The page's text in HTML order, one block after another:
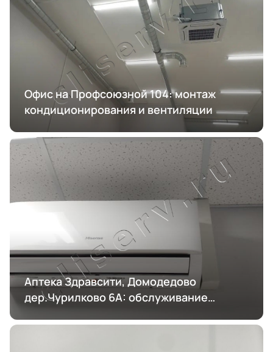
Офис на Профсоюзной 104: монтаж
кондиционирования и вентиляции
Аптека Здравсити, Домодедово
дер.Чурилково 6А: обслуживание